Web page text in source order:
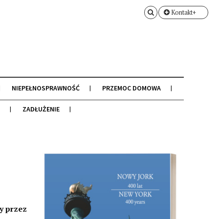
Kontakt+
NIEPEŁNOSPRAWNOŚĆ PRZEMOC DOMOWA
ZADŁUŻENIE
przez